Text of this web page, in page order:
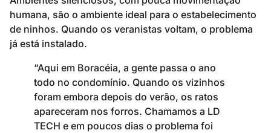
humana, são o ambiente ideal para o estabelecimento
de ninhos. Quando os veranistas voltam, o problema
já está instalado.
“Aqui em Boracéia, a gente passa o ano
todo no condomínio. Quando os vizinhos
foram embora depois do verão, os ratos
apareceram nos forros. Chamamos a LD
TECH e em poucos dias o problema foi